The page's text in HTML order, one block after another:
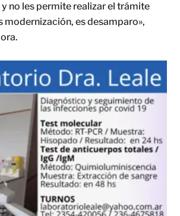
no les permite realizar el trámite
modernización, es desamparo»,